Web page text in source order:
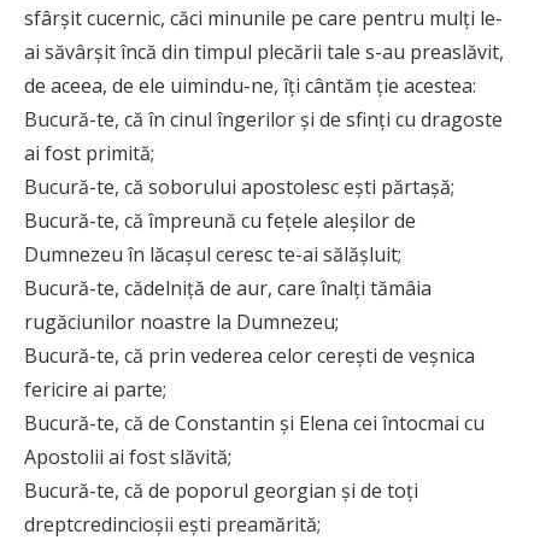
sfârșit cucernic, căci minunile pe care pentru mulți le-
ai săvârșit încă din timpul plecării tale s-au preaslăvit,
de aceea, de ele uimindu-ne, îți cântăm ție acestea:
Bucură-te, că în cinul îngerilor și de sfinți cu dragoste
ai fost primită;
Bucură-te, că soborului apostolesc ești părtașă;
Bucură-te, că împreună cu fețele aleșilor de
Dumnezeu în lăcașul ceresc te-ai sălășluit;
Bucură-te, cădelniță de aur, care înalți tămâia
rugăciunilor noastre la Dumnezeu;
Bucură-te, că prin vederea celor cerești de veșnica
fericire ai parte;
Bucură-te, că de Constantin și Elena cei întocmai cu
Apostolii ai fost slăvită;
Bucură-te, că de poporul georgian și de toți
dreptcredincioșii ești preamărită;